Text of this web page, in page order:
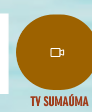
TV SUMAÚMA